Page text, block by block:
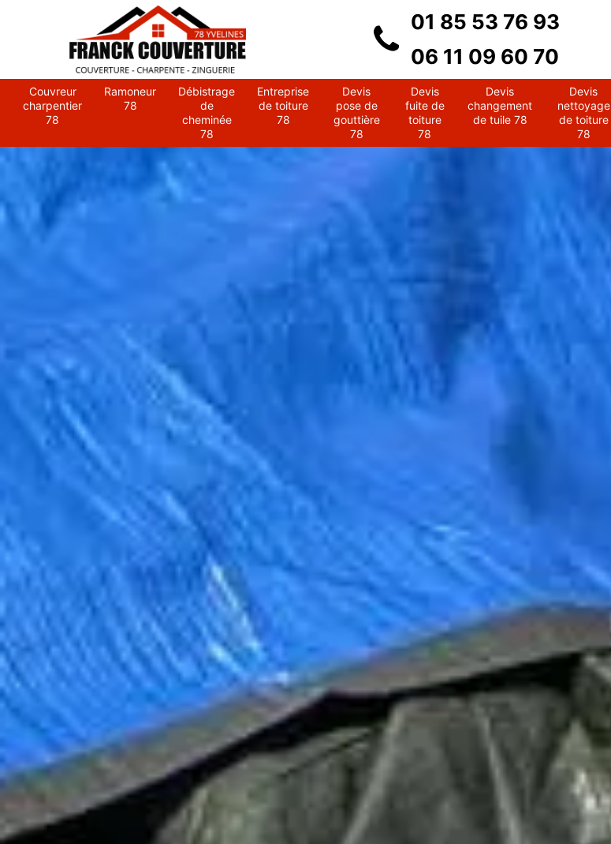
01 85 53 76 93
06 11 09 60 70
Couvreur
charpentier
78
Ramoneur
78
Débistrage
de
cheminée
78
Entreprise
de toiture
78
Devis
pose de
gouttière
78
Devis
fuite de
toiture
78
Devis
changement
de tuile 78
Devis
nettoyage
de toiture
78